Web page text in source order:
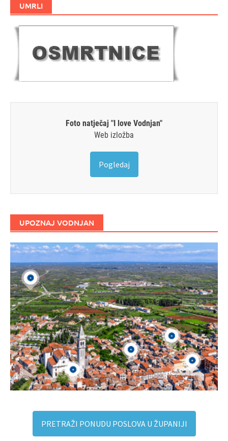
UMRLI
Foto natječaj "I love Vodnjan"
Web izložba
Pogledaj
UPOZNAJ VODNJAN
PRETRAŽI PONUDU POSLOVA U ŽUPANIJI